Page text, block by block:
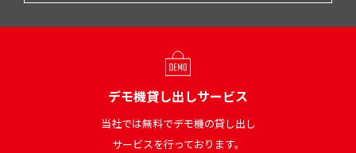
デモ機貸し出しサービス
当社では無料でデモ機の貸し出し
サービスを行っております。